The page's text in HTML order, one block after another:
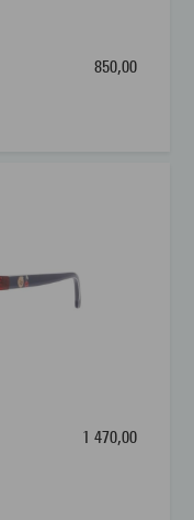
850,00
1 470,00